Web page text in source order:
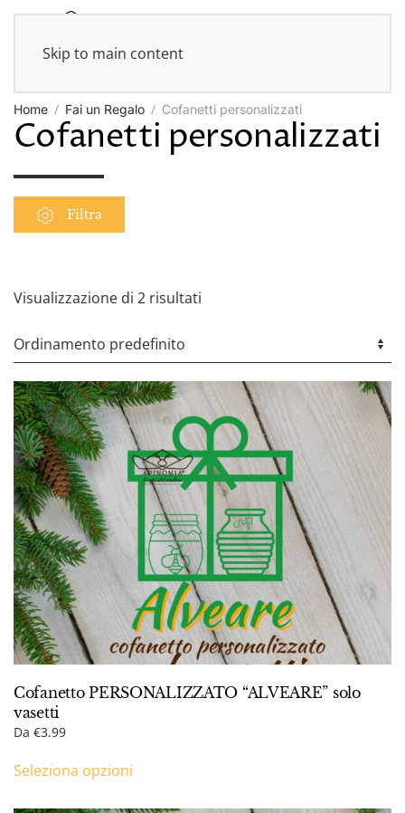
Skip to main content
Home Fai un Regalo Cofanetti personalizzati
Cofanetti personalizzati
Filtra
Visualizzazione di 2 risultati
Cofanetto PERSONALIZZATO “ALVEARE” solo
vasetti
Da €3.99
Seleziona opzioni